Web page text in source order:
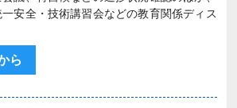
安全・技術講習会などの教育関係ディス
ら